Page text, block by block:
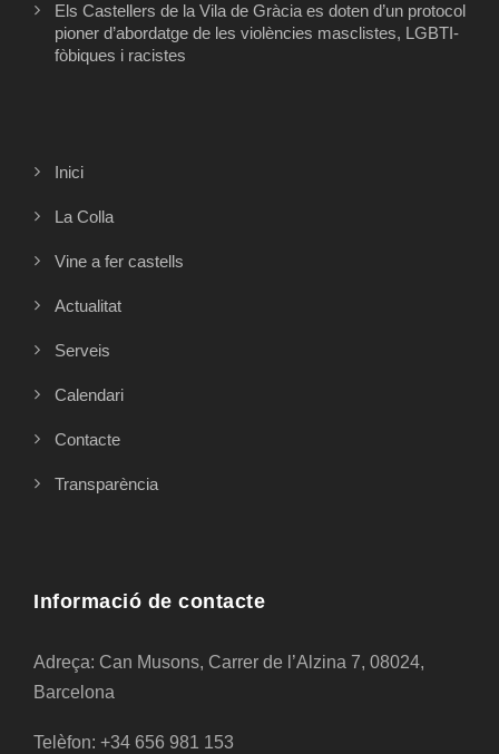
Els Castellers de la Vila de Gràcia es doten d’un protocol
pioner d’abordatge de les violències masclistes, LGBTI-
fòbiques i racistes
Inici
La Colla
Vine a fer castells
Actualitat
Serveis
Calendari
Contacte
Transparència
Informació de contacte
Adreça: Can Musons, Carrer de l’Alzina 7, 08024,
Barcelona
Telèfon: +34 656 981 153